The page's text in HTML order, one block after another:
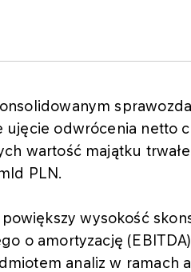
ujęcie odwrócenia netto
wartość majątku
PLN.
wysokość
o amortyzację
analiz w ramach